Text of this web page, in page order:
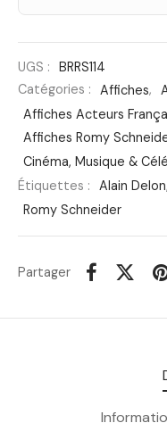
UGS :
BRRS114
Catégories :
Affiches,
Affiches Acteurs
Affiches Romy
Cinéma, Musique &
Étiquettes :
Alain Delon,
Romy Schneider
Partager